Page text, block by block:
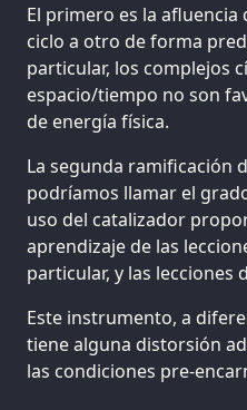
El primero es la
ciclo a otro de forma
particular, los complejos
espacio/tiempo no son
de energía física.
La segunda ramificación
podríamos llamar el
uso del catalizador
aprendizaje de las
particular, y las lecciones
Este instrumento, a
tiene alguna distorsión
las condiciones pre-